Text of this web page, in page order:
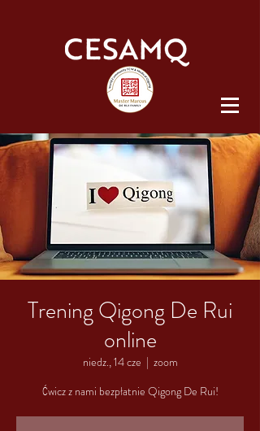
Trening Qigong De Rui
online
niedz., 14 cze
  |
zoom
Ćwicz z nami bezpłatnie Qigong De Rui!